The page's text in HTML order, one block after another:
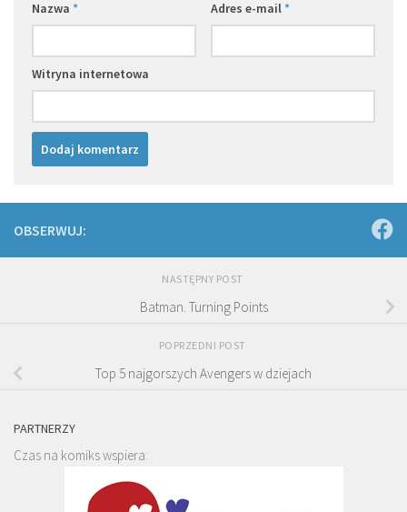
Nazwa * Adres e-mail*
Witryna internetowa
OBSERWUJ:
NASTĘPNY POST
Batman. Turning Points
POPRZEDNI POST
Top 5 najgorszych Avengers w dziejach
PARTNERZY
Czas na komiks wspiera: